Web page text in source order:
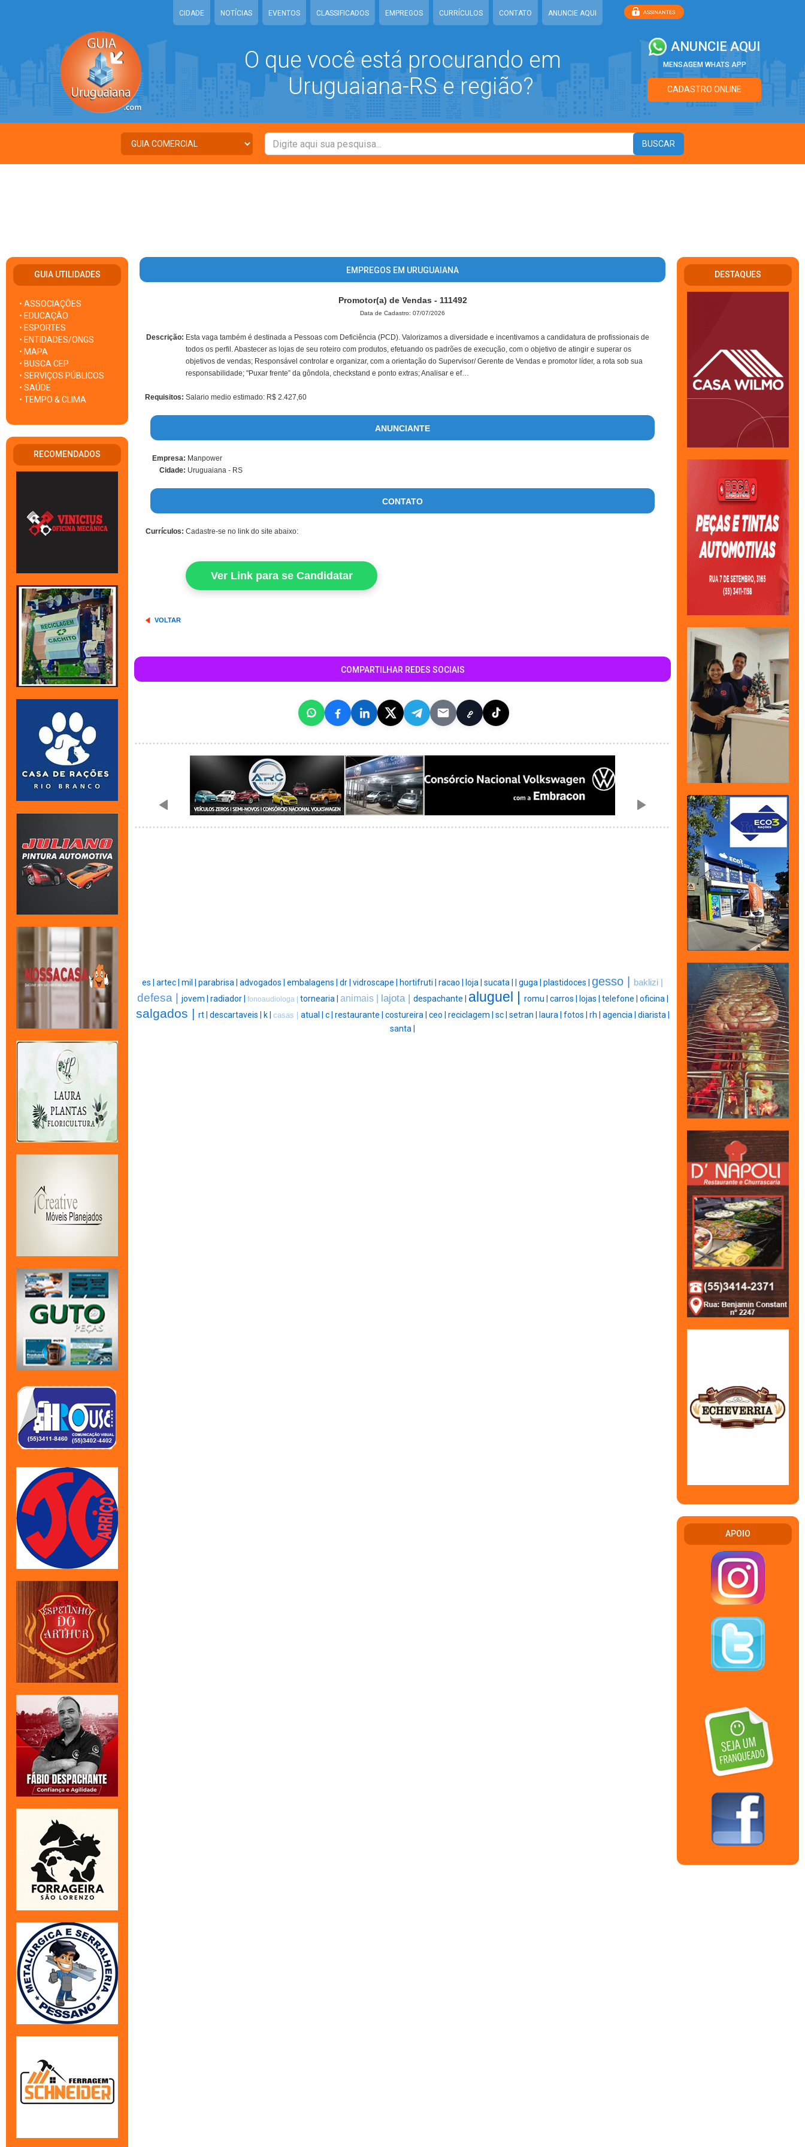
CIDADE NOTÍCIAS EVENTOS CLASSIFICADOS EMPREGOS CURRÍCULOS CONTATO ANUNCIE AQUI
O que você está procurando em
Uruguaiana-RS e região?
ANUNCIE AQUI
MENSAGEM WHATS APP
CADASTRO ONLINE
GUIA UTILIDADES
• ASSOCIAÇÕES
• EDUCAÇÃO
• ESPORTES
• ENTIDADES/ONGS
• MAPA
• BUSCA CEP
• SERVIÇOS PÚBLICOS
• SAÚDE
• TEMPO & CLIMA
RECOMENDADOS
EMPREGOS EM URUGUAIANA
Promotor(a) de Vendas - 111492
Data de Cadastro: 07/07/2026
Descrição: Esta vaga também é destinada a Pessoas com Deficiência (PCD). Valorizamos a diversidade e incentivamos a candidatura de profissionais de
todos os perfil. Abastecer as lojas de seu roteiro com produtos, efetuando os padrões de execução, com o objetivo de atingir e superar os
objetivos de vendas; Responsável controlar e organizar, com a orientação do Supervisor/ Gerente de Vendas e promotor líder, a rota sob sua
responsabilidade; "Puxar frente” da gôndola, checkstand e ponto extras; Analisar e ef…
Requisitos: Salario medio estimado: R$ 2.427,60
ANUNCIANTE
Empresa: Manpower
Cidade: Uruguaiana - RS
CONTATO
Currículos: Cadastre-se no link do site abaixo:
Ver Link para se Candidatar
VOLTAR
COMPARTILHAR REDES SOCIAIS
es | artec | mil | parabrisa | advogados | embalagens | dr | vidroscape | hortifruti | racao | loja | sucata | guga | plastidoces | gesso | baklizi |
defesa | jovem | radiador | fonoaudiologa | tornearia | animais | lajota | despachante | aluguel | romu | carros | lojas | telefone | oficina |
salgados | rt | descartaveis | k | casas | atual | c | restaurante | costureira | ceo | reciclagem | sc | setran | laura | fotos | rh | agencia | diarista |
santa |
DESTAQUES
APOIO